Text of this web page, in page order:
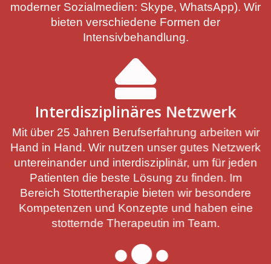
moderner Sozialmedien: Skype, WhatsApp). Wir
bieten verschiedene Formen der
Intensivbehandlung.
Interdisziplinäres Netzwerk
Mit über 25 Jahren Berufserfahrung arbeiten wir
Hand in Hand. Wir nutzen unser gutes Netzwerk
untereinander und interdisziplinär, um für jeden
Patienten die beste Lösung zu finden. Im
Bereich Stottertherapie bieten wir besondere
Kompetenzen und Konzepte und haben eine
stotternde Therapeutin im Team.